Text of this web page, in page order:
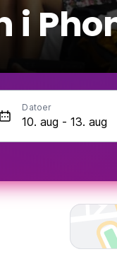
i
Datoer